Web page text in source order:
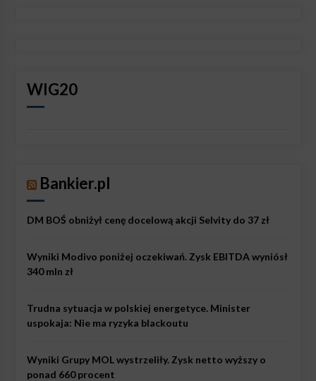
WIG20
Bankier.pl
DM BOŚ obniżył cenę docelową akcji Selvity do 37 zł
Wyniki Modivo poniżej oczekiwań. Zysk EBITDA wyniósł
340 mln zł
Trudna sytuacja w polskiej energetyce. Minister
uspokaja: Nie ma ryzyka blackoutu
Wyniki Grupy MOL wystrzeliły. Zysk netto wyższy o
ponad 660 procent